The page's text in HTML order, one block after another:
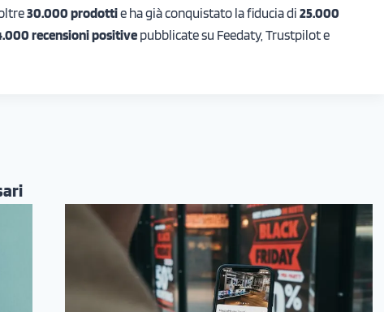
30.000 prodottie ha già conquistato la fiducia di 25.000
recensioni positive pubblicate su Feedaty, Trustpilot e